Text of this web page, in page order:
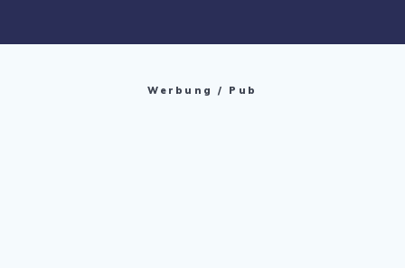
Werbung / Pub